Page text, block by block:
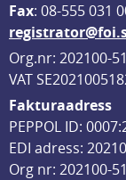
Fax: 08-555 031
Org.nr: 202100-
VAT
Fakturaadress
PEPPOL ID:
EDI adress:
Org nr: 202100-